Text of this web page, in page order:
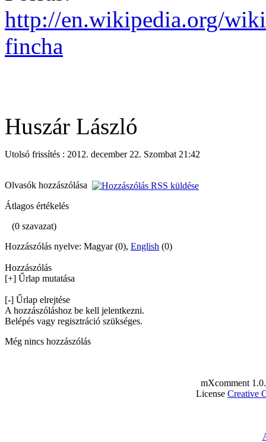
http://en.wikipedia.org/
fincha
Huszár László
Utolsó frissítés : 2012. december 22. Szombat 21:42
Olvasók hozzászólása
Átlagos értékelés
(0 szavazat)
Hozzászólás nyelve: Magyar (0), English (0)
Hozzászólás
[+] Űrlap mutatása
[-] Űrlap elrejtése
A hozzászóláshoz be kell jelentkezni.
Belépés vagy regisztráció szükséges.
Még nincs hozzászólás
mXcomment
License Creative